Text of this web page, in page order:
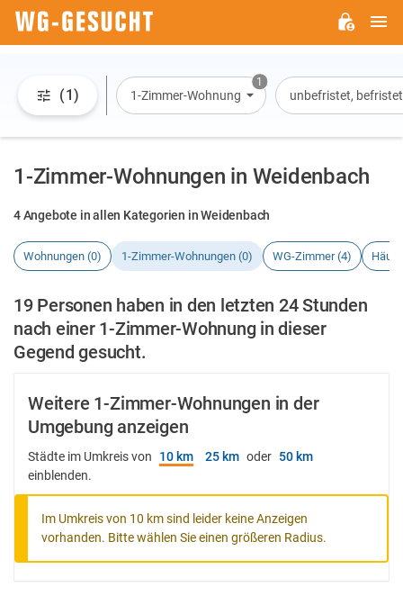
(1)
1
1-Zimmer-Wohnung unbefristet,
1-Zimmer-Wohnungen in Weidenbach
4 Angebote in allen Kategorien in Weidenbach
Wohnungen (0) 1-Zimmer-Wohnungen (0) WG-Zimmer (4)
19 Personen haben in den letzten 24 Stunden
nach einer 1-Zimmer-Wohnung in dieser
Gegend gesucht.
Weitere 1-Zimmer-Wohnungen in der
Umgebung anzeigen
Städte im Umkreis von 10 km 25 km oder 50 km
einblenden.
Im Umkreis von 10 km sind leider keine Anzeigen
vorhanden. Bitte wählen Sie einen größeren Radius.